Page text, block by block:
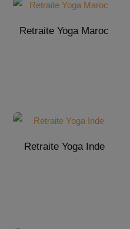
Retraite Yoga Maroc
Retraite Yoga Inde